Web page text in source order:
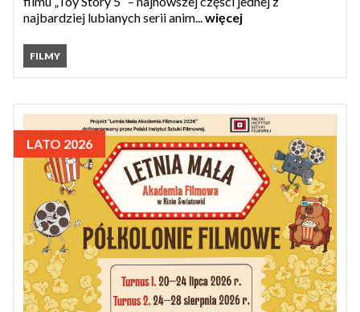
najbardziej lubianych serii anim... więcej
FILMY
LATO 2026